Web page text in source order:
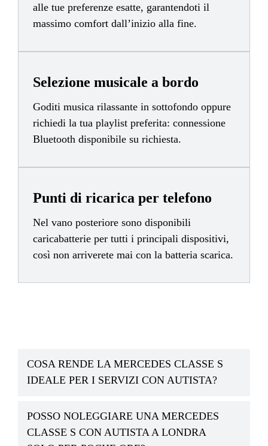
alle tue preferenze esatte, garantendoti il
massimo comfort dall’inizio alla fine.
Selezione musicale a bordo
Goditi musica rilassante in sottofondo oppure
richiedi la tua playlist preferita: connessione
Bluetooth disponibile su richiesta.
Punti di ricarica per telefono
Nel vano posteriore sono disponibili
caricabatterie per tutti i principali dispositivi,
così non arriverete mai con la batteria scarica.
COSA RENDE LA MERCEDES CLASSE S
IDEALE PER I SERVIZI CON AUTISTA?
POSSO NOLEGGIARE UNA MERCEDES
CLASSE S CON AUTISTA A LONDRA